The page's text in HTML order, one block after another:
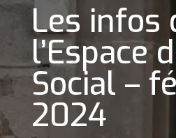
Les infos
l’Espace
Social –
2024